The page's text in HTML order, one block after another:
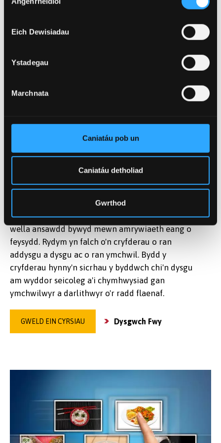
Caniatâd
Eich Dewisiadau
Ystadegau
Marchnata
Caniatáu pob un
Caniatáu detholiad
Gwrthod
DARLLEN MWY: SEICOLEG
Fel gwyddor ac fel proffesiwn, mae seicoleg yn
gwneud gwahaniaeth i bobl yn y byd go iawn, trwy
wella ansawdd bywyd mewn amrywiaeth eang o
feysydd. Rydym yn falch o'n cryfderau o ran
addysgu a dysgu ac o ran ymchwil. Bydd y
cryfderau hynny'n sicrhau y byddwch chi'n dysgu
am wyddor seicoleg a'i chymhwysiad gan
ymchwilwyr a darlithwyr o'r radd flaenaf.
GWELD EIN CYRSIAU Dysgwch Fwy